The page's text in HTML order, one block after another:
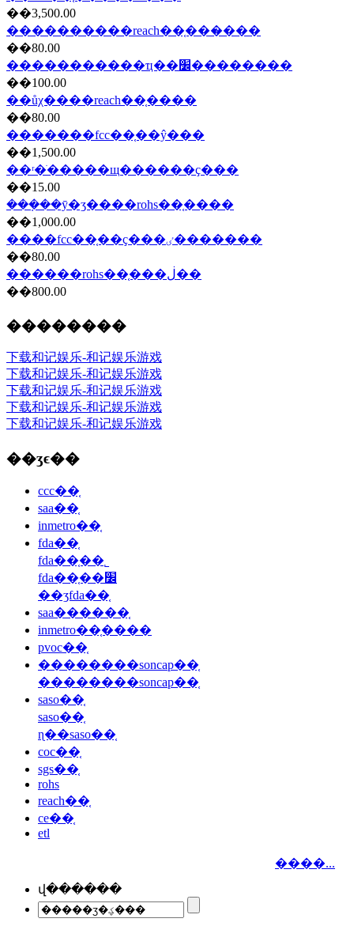
��3,500.00
����������reach��֤���̷���
��80.00
�����������ҵ��׼��������
��100.00
��ůχ����reach��֤����
��80.00
�������fcc��֤��ŷ���
��1,500.00
��ʳ�ֺ�����щ������ҫ���
��15.00
���ܼ��ȳ�ʒ����rohs��֤����
��1,000.00
����fcc��֤��ҫ���ٸ�������
��80.00
������rohs��֤���ڶ��
��800.00
��������
下载和记娱乐-和记娱乐游戏
下载和记娱乐-和记娱乐游戏
下载和记娱乐-和记娱乐游戏
下载和记娱乐-和记娱乐游戏
下载和记娱乐-和记娱乐游戏
��ʒϵ��
ccc��֤
saa��֤
inmetro��֤
fda��֤
fda��֤��˾
fda��֤��׼
��ʒfda��֤
saa������֤
inmetro��֤����
pvoc��֤
��������soncap��֤
��������soncap��֤
saso��֤
saso��֤
ɳ��saso��֤
coc��֤
sgs��֤
rohs
reach��֤
ce��֤
etl
����...
վ������